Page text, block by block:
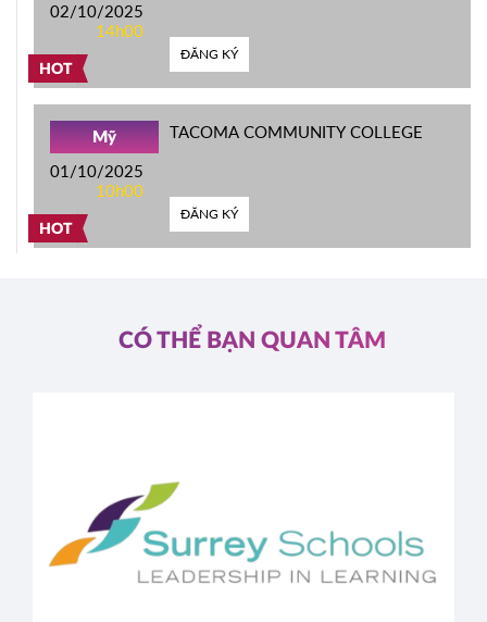
HOT
02/10/2025
14h00
ĐĂNG KÝ
HOT
Mỹ
01/10/2025
10h00
TACOMA COMMUNITY COLLEGE
ĐĂNG KÝ
CÓ THỂ BẠN QUAN TÂM